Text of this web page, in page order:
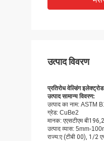
उत्पाद विवरण
प्रतिरोध वेल्डिंग
उत्पाद सामान्य विवरण:
उत्पाद का नाम: ASTM
ग्रेड: CuBe2
मानक: एएसटीएम
उत्पाद व्यास: 5mm-
राज्य:ए (टीबी 00), 1/2